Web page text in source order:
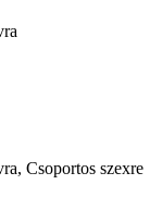
Csoportos szexre